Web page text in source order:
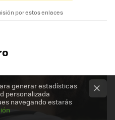
por estos enlaces
generar estadísticas
personalizada
navegando estarás